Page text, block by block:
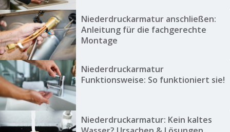
Niederdruckarmatur anschließen:
Anleitung für die fachgerechte
Montage
Niederdruckarmatur
Funktionsweise: So funktioniert sie!
Niederdruckarmatur: Kein kaltes